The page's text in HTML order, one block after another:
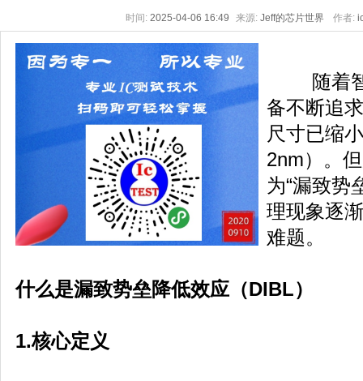
时间: 2025-04-06 16:49 来源: Jeff的芯片世界 作者:
随着智
备不断追
尺寸已缩
2nm）。
为“漏致势
理现象逐
难题。
什么是漏致势垒降低效应（DIBL）
1.核心定义